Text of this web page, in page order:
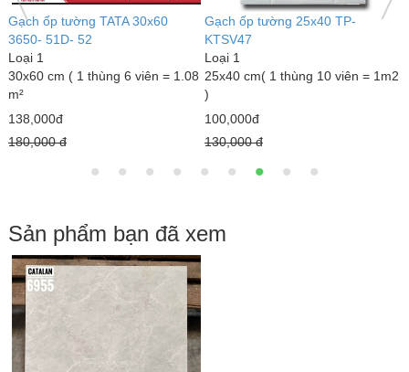
Gạch đỏ lát sân 30x30 Gốm Mỹ
Loại 1
30 x 30 cm (Thùng11viên = 0,99
m² )
11,000đ
16,000 đ
Gạch lát sân Prime 40x40
SV4244
Loại 1
40 x 40 cm (Thùng 6 viên = 0,96
m² )
100,000đ
120,000 đ
Sản phẩm bạn đã xem